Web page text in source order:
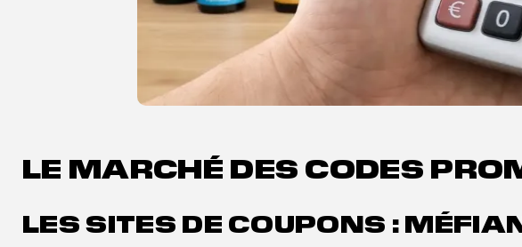
LE MARCHÉ DES CODES
LES SITES DE COUPONS :